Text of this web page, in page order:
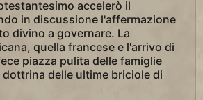
accelerò il
in discussione l'affermazione
divino a governare. La
quella francese e l'arrivo di
piazza pulita delle famiglie
delle ultime briciole di